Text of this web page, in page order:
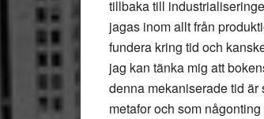
tillbaka till
jagas inom allt från
fundera kring tid och
jag kan tänka mig att
denna mekaniserade tid
metafor och som